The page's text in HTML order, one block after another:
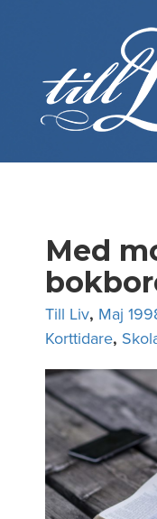
Med
Till Liv, Maj
Korttidare,